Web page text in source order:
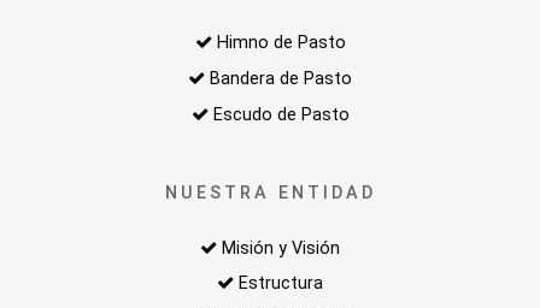
Himno de Pasto
Bandera de Pasto
Escudo de Pasto
NUESTRA ENTIDAD
Misión y Visión
Estructura